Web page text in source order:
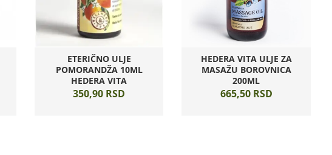
ETERIČNO ULJE
POMORANDŽA 10ML
HEDERA VITA
350,90 RSD
HEDERA VITA ULJE ZA
MASAŽU BOROVNICA
200ML
665,50 RSD